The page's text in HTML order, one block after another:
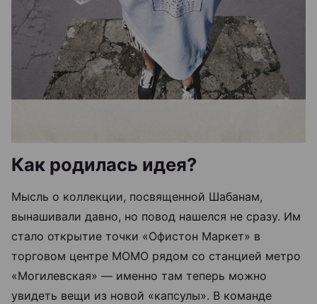
Как родилась идея?
Мысль о коллекции, посвященной Шабанам,
вынашивали давно, но повод нашелся не сразу. Им
стало открытие точки «Офистон Маркет» в
торговом центре МОМО рядом со станцией метро
«Могилевская» — именно там теперь можно
увидеть вещи из новой «капсулы». В команде